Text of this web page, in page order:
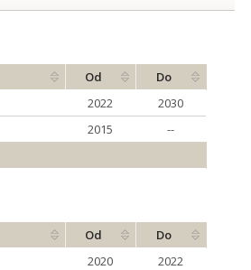
Od
Do
2022
2030
2015
--
Od
Do
2020
2022